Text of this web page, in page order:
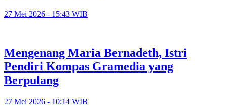
27 Mei 2026 - 15:43 WIB
Mengenang Maria Bernadeth, Istri
Pendiri Kompas Gramedia yang
Berpulang
27 Mei 2026 - 10:14 WIB